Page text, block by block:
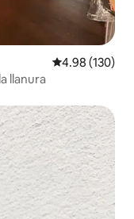
Calificación
4.98 (130)
llanura